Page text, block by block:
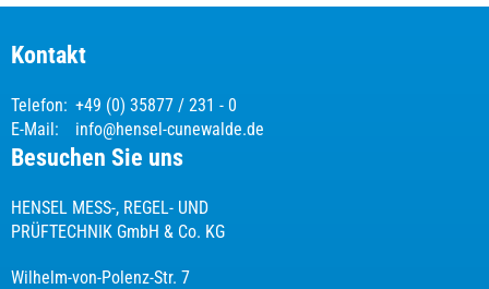
Kontakt
Telefon: +49 (0) 35877 / 231 - 0
E-Mail:
info@hensel-cunewalde.de
Besuchen Sie uns
HENSEL MESS-, REGEL- UND
PRÜFTECHNIK GmbH & Co. KG
Wilhelm-von-Polenz-Str. 7